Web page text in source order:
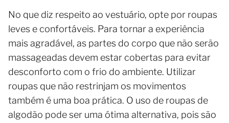
No que diz respeito ao vestuário, opte por roupas
leves e confortáveis. Para tornar a experiência
mais agradável, as partes do corpo que não serão
massageadas devem estar cobertas para evitar
desconforto com o frio do ambiente. Utilizar
roupas que não restrinjam os movimentos
também é uma boa prática. O uso de roupas de
algodão pode ser uma ótima alternativa, pois são